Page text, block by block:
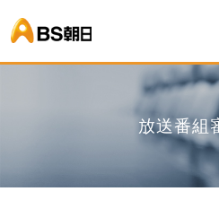
放送番組